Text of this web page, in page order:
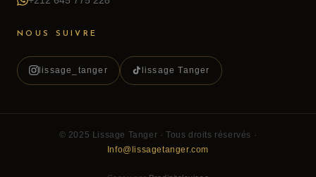
NOUS SUIVRE
lissage_tanger lissage Tanger
© 2025 Lissage Tanger · Tous droits réservés ·
Info@lissagetanger.com